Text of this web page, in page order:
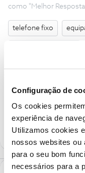
Configuração de
Os cookies
experiência de
Utilizamos cookies
nossos websites ou
para o seu bom
necessários para a
como "Melhor
telefone fixo
Telefone fixo H7
M 3 pessoas